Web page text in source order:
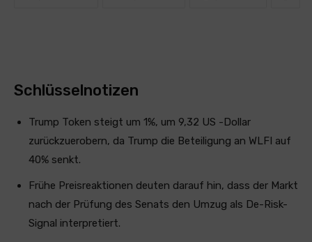
Schlüsselnotizen
Trump Token steigt um 1%, um 9,32 US -Dollar
zurückzuerobern, da Trump die Beteiligung an WLFI auf
40% senkt.
Frühe Preisreaktionen deuten darauf hin, dass der Markt
nach der Prüfung des Senats den Umzug als De-Risk-
Signal interpretiert.